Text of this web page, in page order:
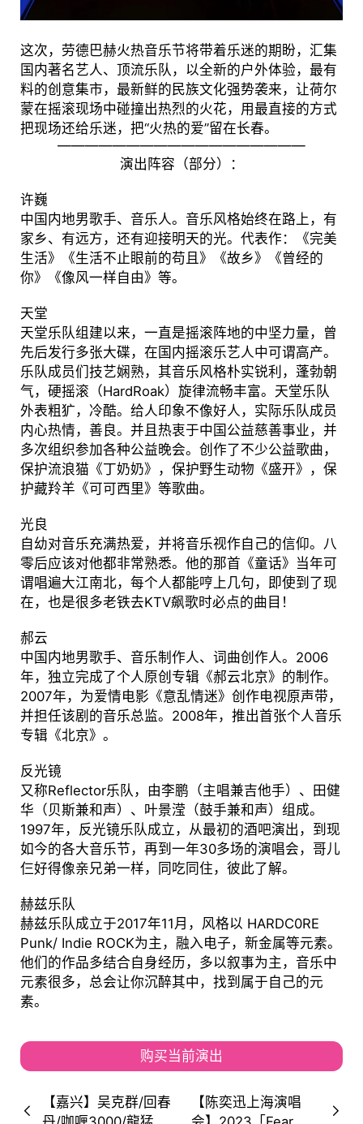
这次，劳德巴赫火热音乐节将带着乐迷的期盼，汇集
国内著名艺人、顶流乐队，以全新的户外体验，最有
料的创意集市，最新鲜的民族文化强势袭来，让荷尔
蒙在摇滚现场中碰撞出热烈的火花，用最直接的方式
把现场还给乐迷，把“火热的爱”留在长春。
——————————————————
演出阵容（部分）：
许巍
中国内地男歌手、音乐人。音乐风格始终在路上，有
家乡、有远方，还有迎接明天的光。代表作：《完美
生活》《生活不止眼前的苟且》《故乡》《曾经的
你》《像风一样自由》等。
天堂
天堂乐队组建以来，一直是摇滚阵地的中坚力量，曾
先后发行多张大碟，在国内摇滚乐艺人中可谓高产。
乐队成员们技艺娴熟，其音乐风格朴实锐利，蓬勃朝
气，硬摇滚（HardRoak）旋律流畅丰富。天堂乐队
外表粗犷，冷酷。给人印象不像好人，实际乐队成员
内心热情，善良。并且热衷于中国公益慈善事业，并
多次组织参加各种公益晚会。创作了不少公益歌曲，
保护流浪猫《丁奶奶》，保护野生动物《盛开》，保
护藏羚羊《可可西里》等歌曲。
光良
自幼对音乐充满热爱，并将音乐视作自己的信仰。八
零后应该对他都非常熟悉。他的那首《童话》当年可
谓唱遍大江南北，每个人都能哼上几句，即使到了现
在，也是很多老铁去KTV飙歌时必点的曲目！
郝云
中国内地男歌手、音乐制作人、词曲创作人。2006
年，独立完成了个人原创专辑《郝云北京》的制作。
2007年，为爱情电影《意乱情迷》创作电视原声带，
并担任该剧的音乐总监。2008年，推出首张个人音乐
专辑《北京》。
反光镜
又称Reflector乐队，由李鹏（主唱兼吉他手）、田健
华（贝斯兼和声）、叶景滢（鼓手兼和声）组成。
1997年，反光镜乐队成立，从最初的酒吧演出，到现
如今的各大音乐节，再到一年30多场的演唱会，哥儿
仨好得像亲兄弟一样，同吃同住，彼此了解。
赫兹乐队
赫兹乐队成立于2017年11月，风格以 HARDC0RE
Punk/ Indie ROCK为主，融入电子，新金属等元素。
他们的作品多结合自身经历，多以叙事为主，音乐中
元素很多，总会让你沉醉其中，找到属于自己的元
素。
购买当前演出
【嘉兴】吴克群/回春
【陈奕迅上海演唱